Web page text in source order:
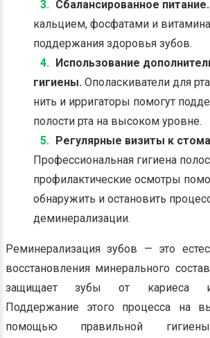
Сбалансированное питание.
кальцием, фосфатами и
поддержания здоровья зубов.
Использование
гигиены. Ополаскиватели для
нить и ирригаторы помогут
полости рта на высоком уровне.
Регулярные визиты к
Профессиональная гигиена
профилактические осмотры
обнаружить и остановить
деминерализации.
Реминерализация зубов — это
восстановления минерального
защищает зубы от кариеса и
Поддержание этого процесса на
помощью правильной